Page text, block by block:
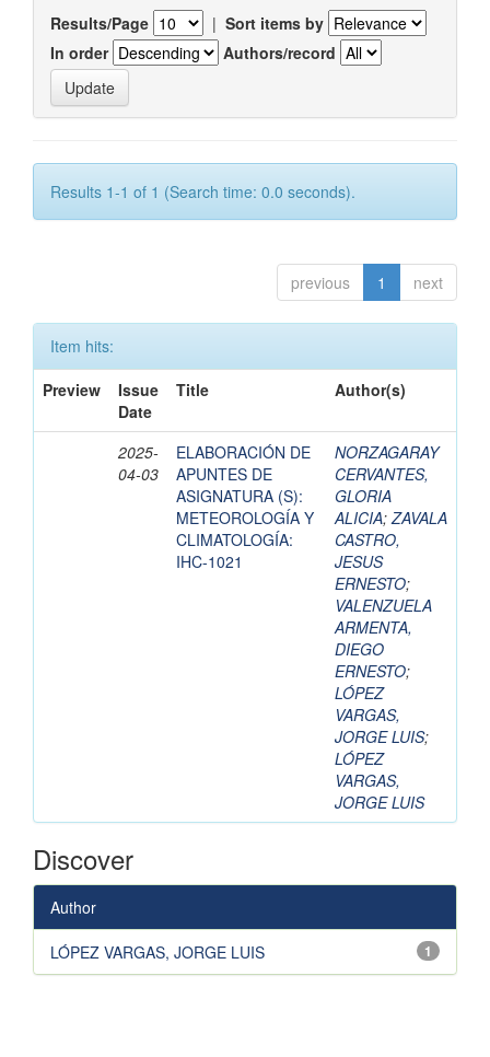
Results/Page | Sort items by
In order
Authors/record
Results 1-1 of 1 (Search time: 0.0 seconds).
previous 1 next
Item hits:
Preview
Issue
Date
Title Author(s)
2025-
04-03
ELABORACIÓN DE
APUNTES DE
ASIGNATURA (S):
METEOROLOGÍA Y
CLIMATOLOGÍA:
IHC-1021
NORZAGARAY
CERVANTES,
GLORIA
ALICIA;ZAVALA
CASTRO,
JESUS
ERNESTO;
VALENZUELA
ARMENTA,
DIEGO
ERNESTO;
LÓPEZ
VARGAS,
JORGE LUIS;
LÓPEZ
VARGAS,
JORGE LUIS
Discover
Author
1
LÓPEZ VARGAS, JORGE LUIS